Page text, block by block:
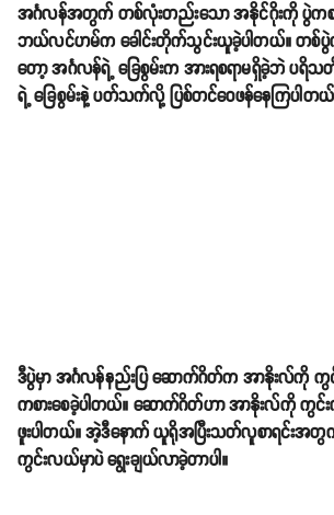
အင်္ဂလန်အတွက် တစ်လုံးတည်းသော အနိုင်ဂိုးကို ပွဲကစာ
ဘယ်လင်ဟမ်က ခေါင်းတိုက်သွင်းယူခဲ့ပါတယ်။ တစ်
တော့ အင်္ဂလန်ရဲ့ ခြေစွမ်းက အားရစရာမရှိခဲ့ဘဲ ပ
ရဲ့ ခြေစွမ်းနဲ့ ပတ်သက်လို့ ပြစ်တင်ဝေဖန်နေကြပါတ
ဒီပွဲမှာ အင်္ဂလန်နည်းပြ ဆောက်ဂိတ်က အာနိုးလ်ကို
ကစားစေခဲ့ပါတယ်။ ဆောက်ဂိတ်ဟာ အာနိုးလ်ကို ကွင်
ဖူးပါတယ်။ အဲ့ဒီနောက် ယူရိုအပြီးသတ်လူစာရင်းအ
ကွင်းလယ်မှာပဲ ရွေးချယ်လာခဲ့တာပါ။